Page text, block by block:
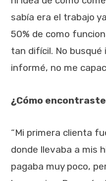
sabía era el trabajo
50% de como
tan difícil. No
informé, no me
¿Cómo
“Mi primera clienta
donde llevaba a mis
pagaba muy poco,